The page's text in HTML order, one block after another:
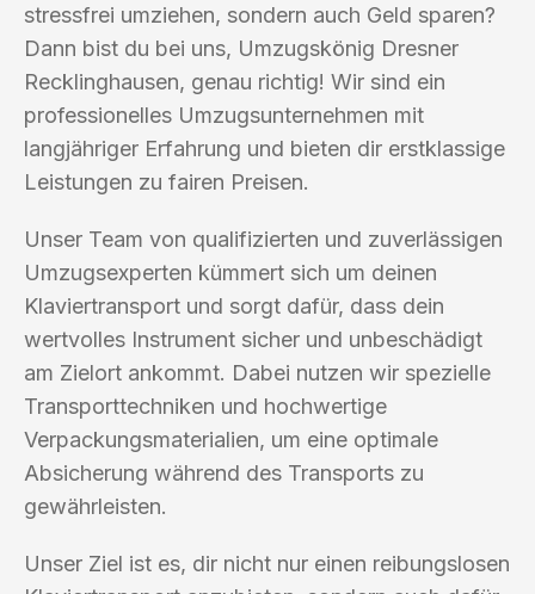
stressfrei umziehen, sondern auch Geld sparen?
Dann bist du bei uns, Umzugskönig Dresner
Recklinghausen, genau richtig! Wir sind ein
professionelles Umzugsunternehmen mit
langjähriger Erfahrung und bieten dir erstklassige
Leistungen zu fairen Preisen.
Unser Team von qualifizierten und zuverlässigen
Umzugsexperten kümmert sich um deinen
Klaviertransport und sorgt dafür, dass dein
wertvolles Instrument sicher und unbeschädigt
am Zielort ankommt. Dabei nutzen wir spezielle
Transporttechniken und hochwertige
Verpackungsmaterialien, um eine optimale
Absicherung während des Transports zu
gewährleisten.
Unser Ziel ist es, dir nicht nur einen reibungslosen